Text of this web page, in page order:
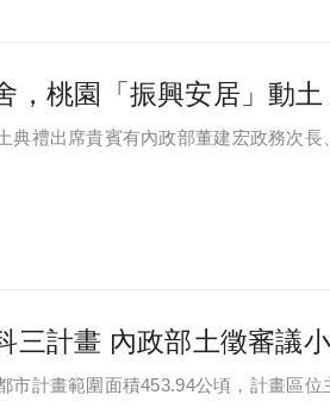
，桃園「振興安居」動
典禮出席貴賓有內政部董建宏政務次
三計畫 內政部土徵審議
市計畫範圍面積453.94公頃，計畫區